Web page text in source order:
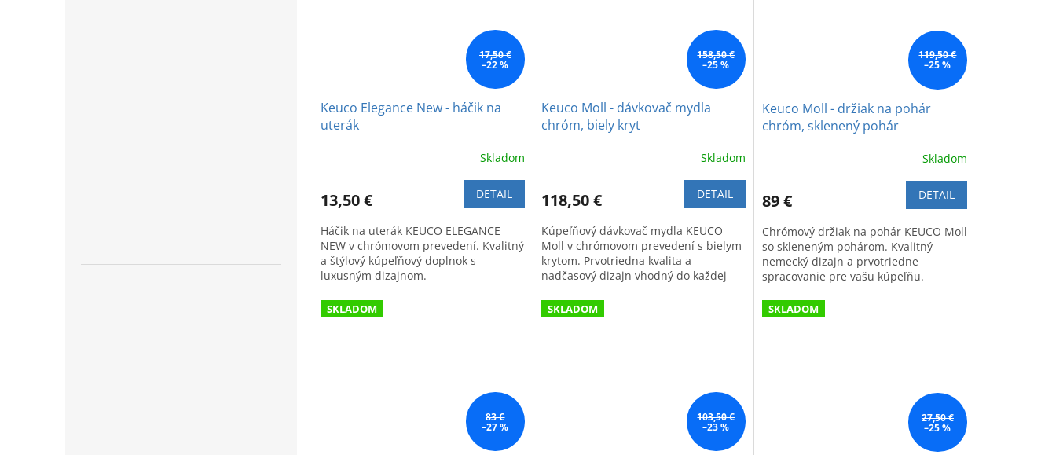
17,50 €
–22 %
Keuco Elegance New - háčik na
uterák
Skladom
13,50 € DETAIL
Háčik na uterák KEUCO ELEGANCE
NEW v chrómovom prevedení. Kvalitný
a štýlový kúpeľňový doplnok s
luxusným dizajnom.
158,50 €
–25 %
Keuco Moll - dávkovač mydla
chróm, biely kryt
Skladom
118,50 € DETAIL
Kúpeľňový dávkovač mydla KEUCO
Moll v chrómovom prevedení s bielym
krytom. Prvotriedna kvalita a
nadčasový dizajn vhodný do každej
modernej kúpeľne.
119,50 €
–25 %
Keuco Moll - držiak na pohár
chróm, sklenený pohár
Skladom
89 € DETAIL
Chrómový držiak na pohár KEUCO Moll
so skleneným pohárom. Kvalitný
nemecký dizajn a prvotriedne
spracovanie pre vašu kúpeľňu.
SKLADOM
83 €
–27 %
SKLADOM
103,50 €
–23 %
SKLADOM
27,50 €
–25 %